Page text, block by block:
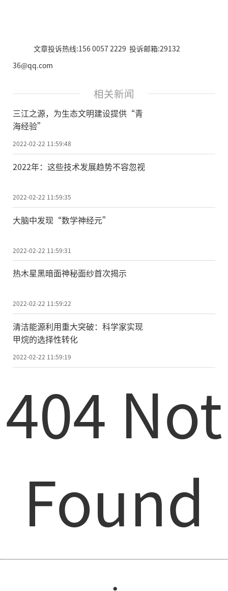
文章投诉热线:156 0057 2229 投诉邮箱:29132
36@qq.com
相关新闻
三江之源，为生态文明建设提供“青
海经验”
2022-02-22 11:59:48
2022年：这些技术发展趋势不容忽视
2022-02-22 11:59:35
大脑中发现“数学神经元”
2022-02-22 11:59:31
热木星黑暗面神秘面纱首次揭示
2022-02-22 11:59:22
清洁能源利用重大突破：科学家实现
甲烷的选择性转化
2022-02-22 11:59:19
404 Not
Found